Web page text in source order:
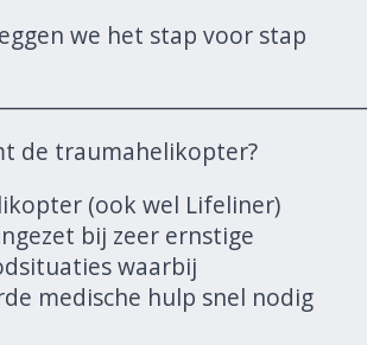
we het stap voor stap
de traumahelikopter?
(ook wel Lifeliner)
bij zeer ernstige
waarbij
medische hulp snel nodig